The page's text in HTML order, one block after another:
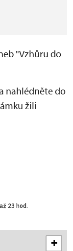
"Vzhůru do
nahlédněte do
žili
23 hod.
+